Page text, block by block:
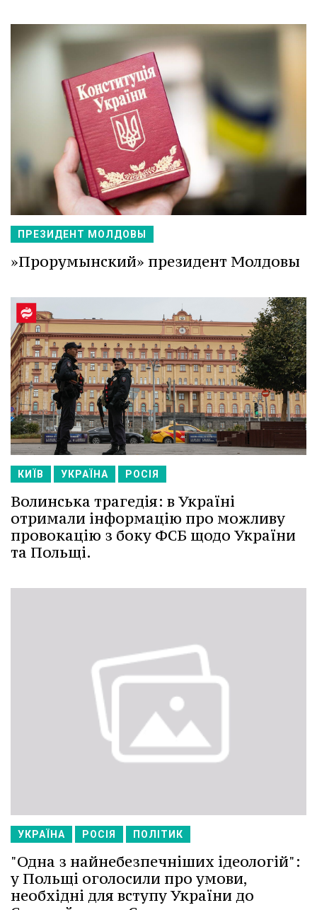
ПРЕЗИДЕНТ МОЛДОВЫ
»Прорумынский» президент Молдовы
КИЇВ УКРАЇНА РОСІЯ
Волинська трагедія: в Україні
отримали інформацію про можливу
провокацію з боку ФСБ щодо України
та Польщі.
УКРАЇНА РОСІЯ ПОЛІТИК
"Одна з найнебезпечніших ідеологій":
у Польщі оголосили про умови,
необхідні для вступу України до